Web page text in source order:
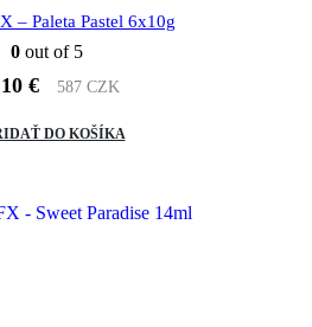
– Paleta Pastel 6x10g
0out of 5
€ 587 CZK
DO KOŠÍKA